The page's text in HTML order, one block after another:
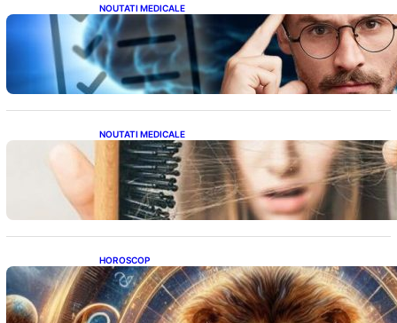
NOUTATI MEDICALE
Inteligența dincolo de note: Semnele unui IQ
ridicat care nu țin de școală
NOUTATI MEDICALE
Semnele unei deficiențe de proteine:
Impactul asupra sănătății tale
HOROSCOP
Portalul Leului 8/8: Oportunități de
Abundență pentru Cinci Zodii în 2026